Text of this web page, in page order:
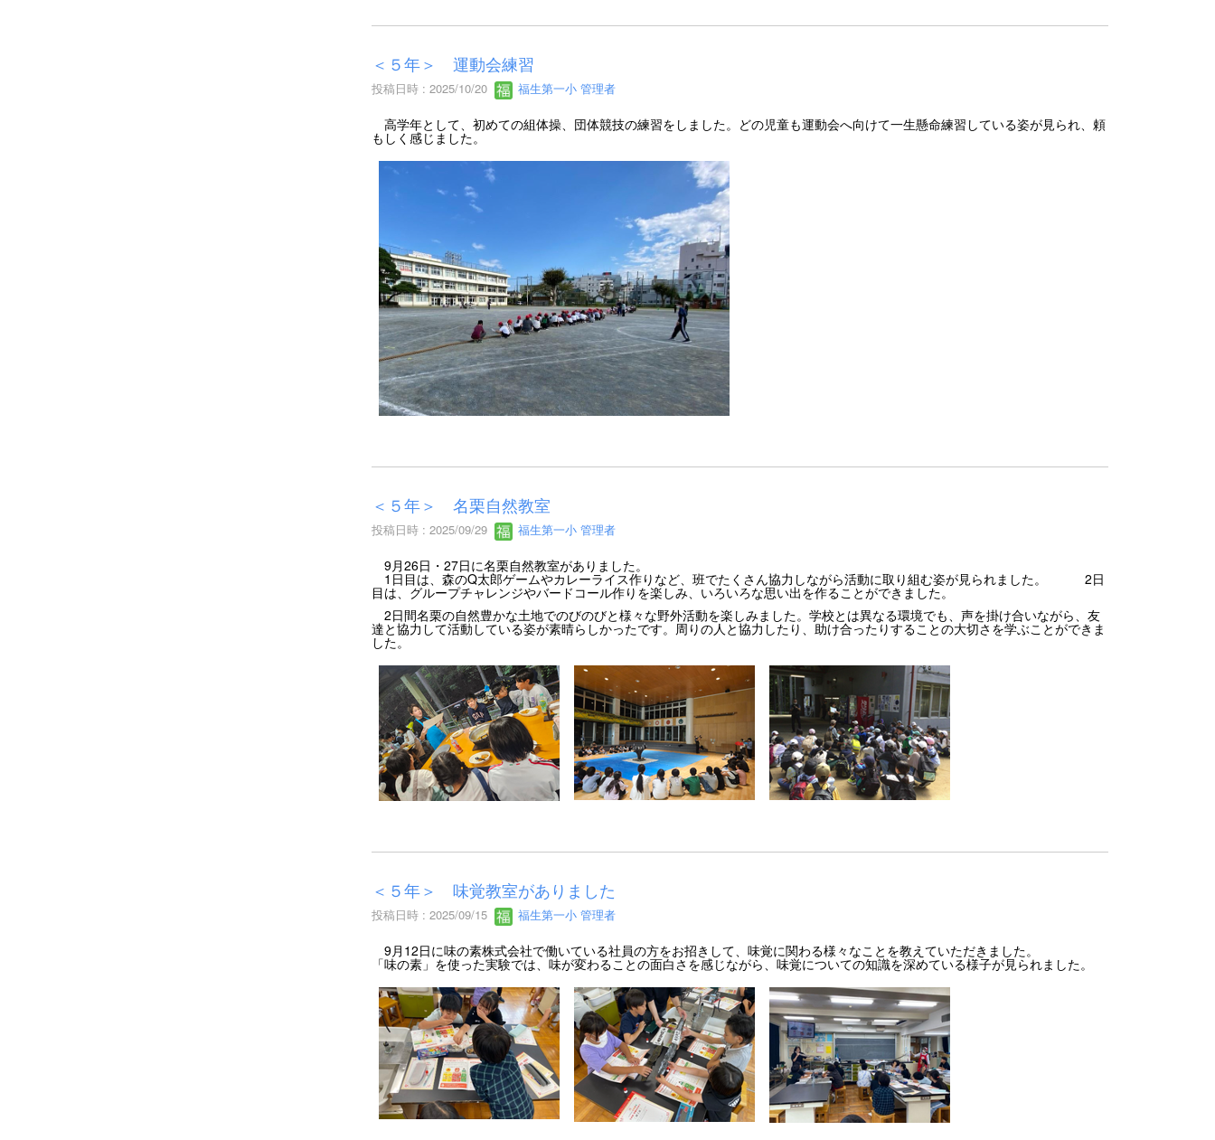
＜５年＞ 運動会練習
投稿日時 : 2025/10/20 福生第一小 管理者
高学年として、初めての組体操、団体競技の練習をしました。どの児童も運動会へ向けて一生懸命練習している姿が見られ、頼
もしく感じました。
＜５年＞ 名栗自然教室
投稿日時 : 2025/09/29 福生第一小 管理者
9月26日・27日に名栗自然教室がありました。
1日目は、森のQ太郎ゲームやカレーライス作りなど、班でたくさん協力しながら活動に取り組む姿が見られました。 2日
目は、グループチャレンジやバードコール作りを楽しみ、いろいろな思い出を作ることができました。
2日間名栗の自然豊かな土地でのびのびと様々な野外活動を楽しみました。学校とは異なる環境でも、声を掛け合いながら、友
達と協力して活動している姿が素晴らしかったです。周りの人と協力したり、助け合ったりすることの大切さを学ぶことができま
した。
＜５年＞ 味覚教室がありました
投稿日時 : 2025/09/15 福生第一小 管理者
9月12日に味の素株式会社で働いている社員の方をお招きして、味覚に関わる様々なことを教えていただきました。
「味の素」を使った実験では、味が変わることの面白さを感じながら、味覚についての知識を深めている様子が見られました。